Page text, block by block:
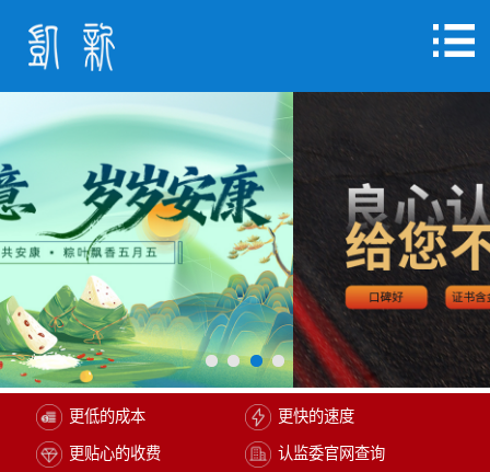
更低的成本 更快的速度
更贴心的收费 认监委官网查询